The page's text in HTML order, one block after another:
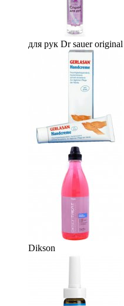
для рук Dr sauer original
Dikson